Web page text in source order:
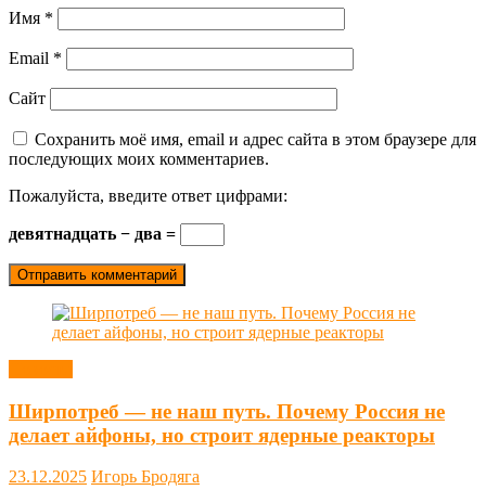
Имя *
Email *
Сайт
Сохранить моё имя, email и адрес сайта в этом браузере для
последующих моих комментариев.
Пожалуйста, введите ответ цифрами:
девятнадцать − два =
Ширпотреб — не наш путь. Почему Россия не
делает айфоны, но строит ядерные реакторы
23.12.2025 Игорь Бродяга